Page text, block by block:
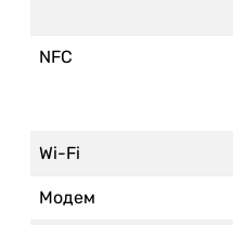
NFC
Wi-Fi
Модем